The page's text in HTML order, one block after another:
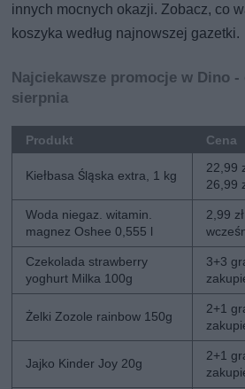
innych mocnych okazji. Zobacz, co
koszyka według najnowszej gazetki.
Najciekawsze promocje w Dino -
sierpnia
Produkt Cena
Kiełbasa Śląska extra, 1 kg
22,99
26,99
Woda niegaz. witamin.
magnez Oshee 0,555 l
2,99
Czekolada strawberry
yoghurt Milka 100g
3+3
Żelki Zozole rainbow 150g
2+1
Jajko Kinder Joy 20g
2+1